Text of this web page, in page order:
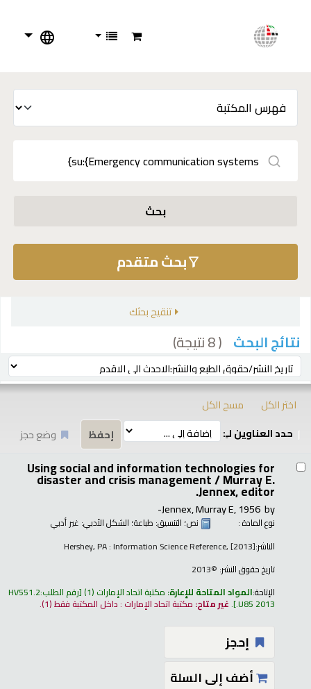
بحث
بحث متقدم
تنقيح بحثك
نتائج البحث ( 8 نتيجة)
ترتيب بواسطة:
اختر الكل
مسح الكل
حدد العناوين لـِ:
وضع حجز
Using social and information technologies for
disaster and crisis management /Murray E.
Jennex, editor.
by
Jennex, Murray E, 1956-
نوع المادة : نص؛ التنسيق: طباعة؛ الشكل الأدبي: غير أدبي
الناشر:Hershey, PA : Information Science Reference, [2013]
تاريخ حقوق النشر: ©2013
الإتاحة:المواد المتاحة للإعارة: مكتبة اتحاد الإمارات (1) رقم الطلب:HV551.2
.U85 2013
.غير متاح: مكتبة اتحاد الإمارات : داخل المكتبة فقط(1).
إحجز
أضف إلى السلة